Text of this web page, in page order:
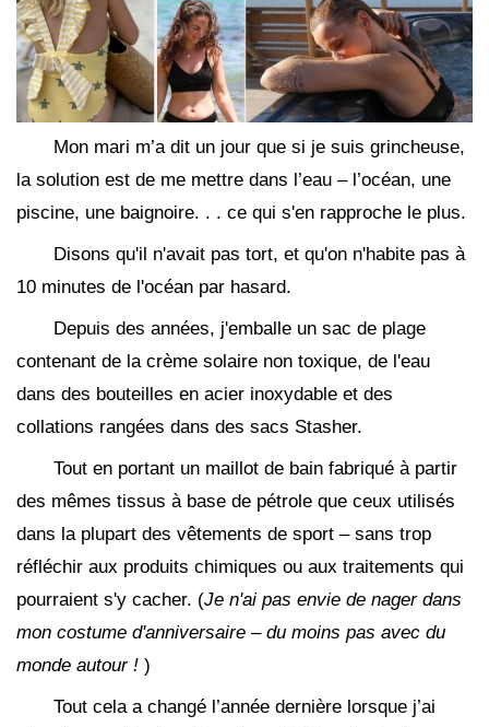
Mon mari m’a dit un jour que si je suis grincheuse,
la solution est de me mettre dans l’eau – l’océan, une
piscine, une baignoire. . . ce qui s'en rapproche le plus.
Disons qu'il n'avait pas tort, et qu'on n'habite pas à
10 minutes de l'océan par hasard.
Depuis des années, j'emballe un sac de plage
contenant de la crème solaire non toxique, de l'eau
dans des bouteilles en acier inoxydable et des
collations rangées dans des sacs Stasher.
Tout en portant un maillot de bain fabriqué à partir
des mêmes tissus à base de pétrole que ceux utilisés
dans la plupart des vêtements de sport – sans trop
réfléchir aux produits chimiques ou aux traitements qui
pourraient s'y cacher. (Je n'ai pas envie de nager dans
mon costume d'anniversaire – du moins pas avec du
monde autour ! )
Tout cela a changé l’année dernière lorsque j’ai